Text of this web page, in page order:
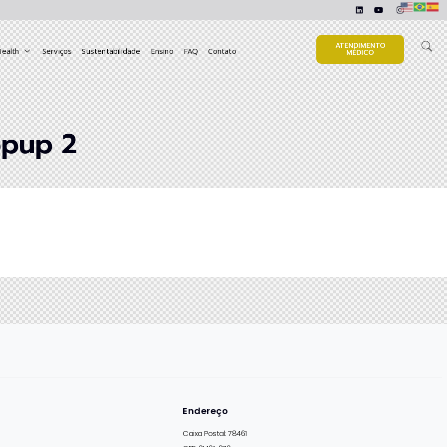
Serviços Sustentabilidade Ensino FAQ Contato ATENDIMENTO
MÉDICO
2
Endereço
Caixa Postal: 78461